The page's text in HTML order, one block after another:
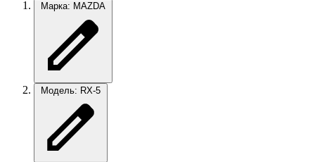
Марка: MAZDA
Модель: RX-5